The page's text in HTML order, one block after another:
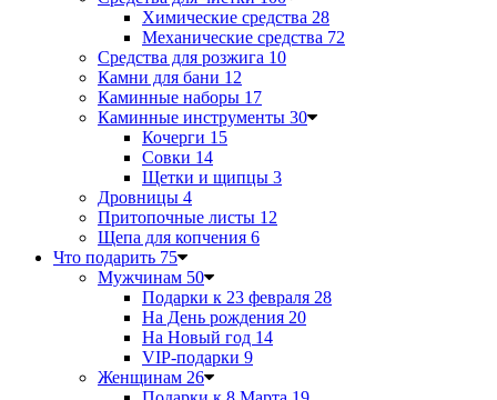
Химические средства 28
Механические средства 72
Средства для розжига 10
Камни для бани 12
Каминные наборы 17
Каминные инструменты 30
Кочерги 15
Совки 14
Щетки и щипцы 3
Дровницы 4
Притопочные листы 12
Щепа для копчения 6
Что подарить 75
Мужчинам 50
Подарки к 23 февраля 28
На День рождения 20
На Новый год 14
VIP-подарки 9
Женщинам 26